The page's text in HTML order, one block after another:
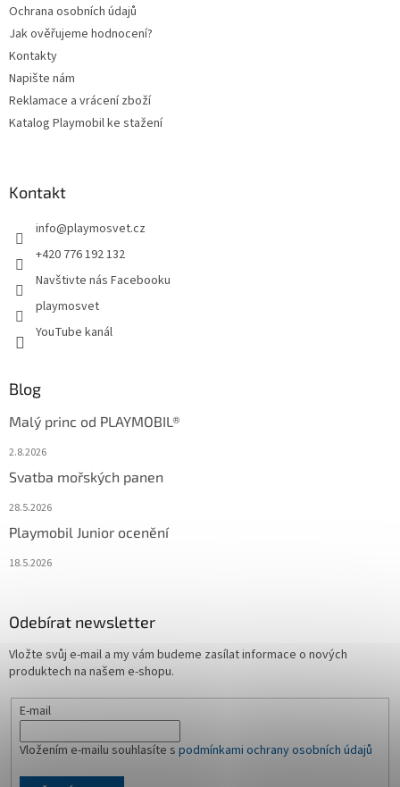
Ochrana osobních údajů
Jak ověřujeme hodnocení?
Kontakty
Napište nám
Reklamace a vrácení zboží
Katalog Playmobil ke stažení
Kontakt
info@playmosvet.cz
+420 776 192 132
Navštivte nás Facebooku
playmosvet
YouTube kanál
Blog
Malý princ od PLAYMOBIL®
2.8.2026
Svatba mořských panen
28.5.2026
Playmobil Junior ocenění
18.5.2026
Odebírat newsletter
Vložte svůj e-mail a my vám budeme zasílat informace o nových
produktech na našem e-shopu.
E-mail
Vložením e-mailu souhlasíte s podmínkami ochrany osobních údajů